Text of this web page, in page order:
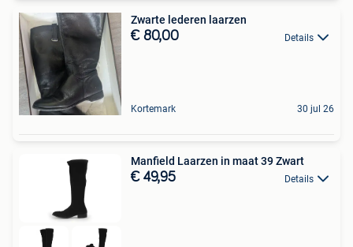
Zwarte lederen laarzen
€ 80,00 Details
Kortemark 30 jul 26
Manfield Laarzen in maat 39 Zwart
€ 49,95 Details